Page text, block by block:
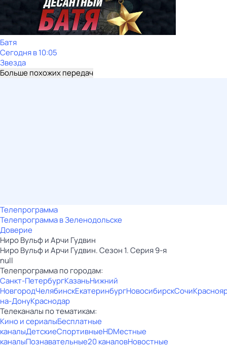
Батя
Сегодня в 10:05
Звезда
Больше похожих передач
Телепрограмма
Телепрограмма в Зеленодольске
Доверие
Ниро Вульф и Арчи Гудвин
Ниро Вульф и Арчи Гудвин. Сезон 1. Серия 9-я
null
Телепрограмма по городам:
Санкт-ПетербургКазаньНижний
НовгородЧелябинскЕкатеринбургНовосибирскСочи
на-ДонуКраснодар
Телеканалы по тематикам:
Кино и сериалыБесплатные
каналыДетскиеСпортивныеHDМестные
каналыПознавательные20 каналовНовостные